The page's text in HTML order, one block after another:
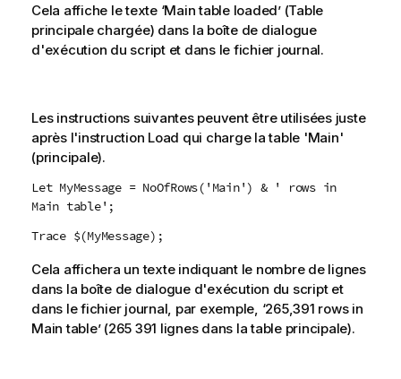
Cela affiche le texte ‘Main table loaded’ (Table
principale chargée) dans la boîte de dialogue
d'exécution du script et dans le fichier journal.
Les instructions suivantes peuvent être utilisées juste
après l'instruction Load qui charge la table 'Main'
(principale).
Let MyMessage = NoOfRows('Main') & ' rows in
Main table';
Trace $(MyMessage);
Cela affichera un texte indiquant le nombre de lignes
dans la boîte de dialogue d'exécution du script et
dans le fichier journal, par exemple, ‘265,391 rows in
Main table’ (265 391 lignes dans la table principale).